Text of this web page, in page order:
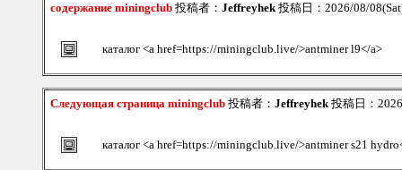
содержание miningclub 投稿者： Jeffreyhek投稿日：2026/08/
каталог <a href=https://miningclub.live/>antminer l9</a>
Следующая страница miningclub 投稿者： Jeffreyhek投稿日：
каталог <a href=https://miningclub.live/>antminer s21